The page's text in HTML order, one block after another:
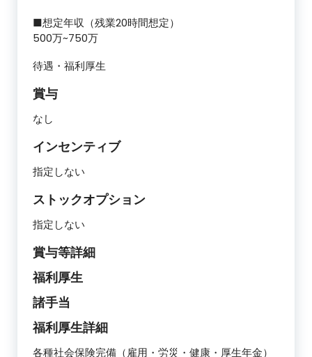
■想定年収（残業20時間想定）
500万~750万
待遇・福利厚生
賞与
なし
インセンティブ
指定しない
ストックオプション
指定しない
賞与等詳細
福利厚生
諸手当
福利厚生詳細
各種社会保険完備（雇用・労災・健康・厚生年金）